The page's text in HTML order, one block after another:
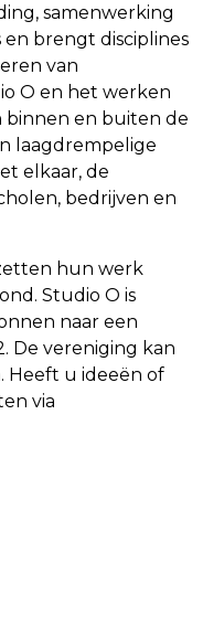
samenwerking
brengt disciplines
van
O en het werken
binnen en buiten de
laagdrempelige
elkaar, de
bedrijven en
hun werk
Studio O is
naar een
De vereniging kan
Heeft u ideeën of
via